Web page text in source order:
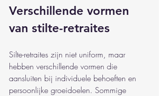
Verschillende vormen
van stilte-retraites
Silte-retraites zijn niet uniform, maar
hebben verschillende vormen die
aansluiten bij individuele behoeften en
persoonlijke groeidoelen. Sommige